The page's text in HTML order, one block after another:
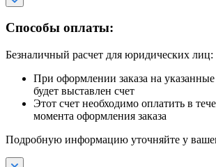
Способы оплаты:
Безналичный расчет для юридических лиц:
При оформлении заказа на
будет выставлен счет
Этот счет необходимо оплатить в
момента оформления заказа
Подробную информацию уточняйте у